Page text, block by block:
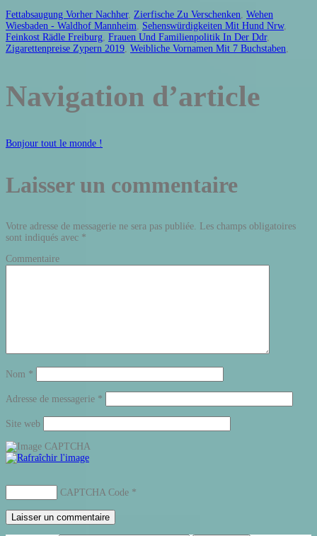
Fettabsaugung Vorher Nachher, Zierfische Zu Verschenken, Wehen
Wiesbaden - Waldhof Mannheim, Sehenswürdigkeiten Mit Hund Nrw,
Feinkost Rädle Freiburg, Frauen Und Familienpolitik In Der Ddr,
Zigarettenpreise Zypern 2019, Weibliche Vornamen Mit 7 Buchstaben,
Navigation d’article
Bonjour tout le monde !
Laisser un commentaire
Votre adresse de messagerie ne sera pas publiée. Les champs obligatoires
sont indiqués avec *
Commentaire
Nom *
Adresse de messagerie *
Site web
CAPTCHA Code *